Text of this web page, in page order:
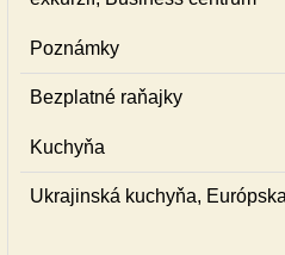
Poznámky
Bezplatné raňajky
Kuchyňa
Ukrajinská kuchyňa,